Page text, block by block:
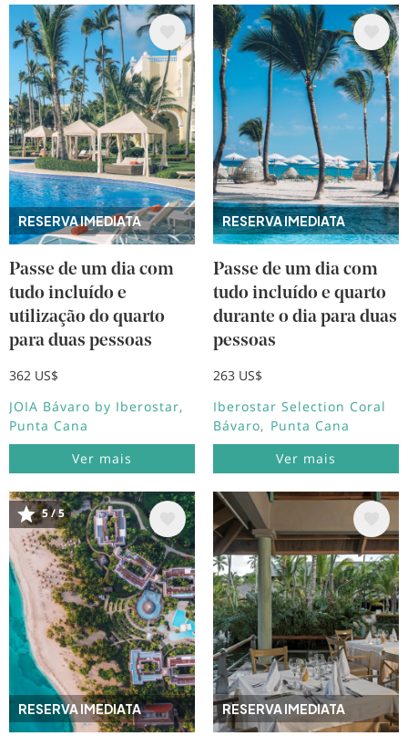
RESERVA IMEDIATA
Imagem
Passe de um dia com
tudo incluído e
utilização do quarto
para duas pessoas
362 US$
JOIA Bávaro by Iberostar
Punta Cana
Ver mais
RESERVA IMEDIATA
Imagem
Passe de um dia com
tudo incluído e quarto
durante o dia para duas
pessoas
263 US$
Iberostar Selection Coral
Bávaro
Punta Cana
Ver mais
RESERVA IMEDIATA
Imagem
5 / 5
RESERVA IMEDIATA
Imagem